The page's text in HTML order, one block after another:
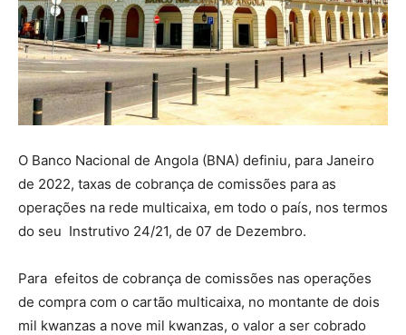
O Banco Nacional de Angola (BNA) definiu, para Janeiro
de 2022, taxas de cobrança de comissões para as
operações na rede multicaixa, em todo o país, nos termos
do seu Instrutivo 24/21, de 07 de Dezembro.
Para efeitos de cobrança de comissões nas operações
de compra com o cartão multicaixa, no montante de dois
mil kwanzas a nove mil kwanzas, o valor a ser cobrado